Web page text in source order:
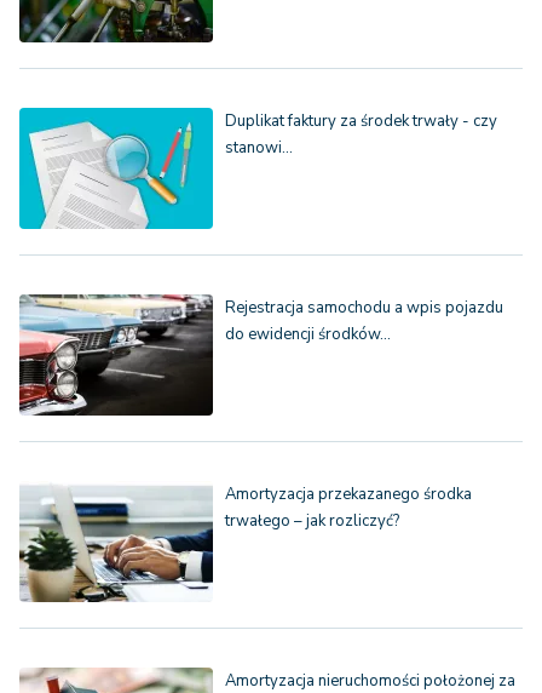
Duplikat faktury za środek trwały - czy
stanowi…
Rejestracja samochodu a wpis pojazdu
do ewidencji środków…
Amortyzacja przekazanego środka
trwałego – jak rozliczyć?
Amortyzacja nieruchomości położonej za